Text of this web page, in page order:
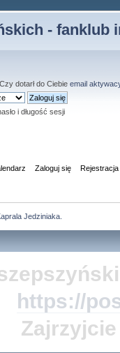
- fanklub
.Czy dotarł do Ciebie email
i długość sesji
Zaloguj się Rejestracja
Jedziniaka.
https://